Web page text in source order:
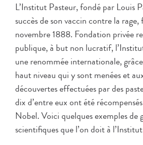
L’Institut Pasteur, fondé par Louis
succès de son vaccin contre la
novembre 1888. Fondation privée
publique, à but non lucratif,
une renommée internationale,
haut niveau qui y sont menées et
découvertes effectuées par des
dix d’entre eux ont été
Nobel. Voici quelques exemples de
scientifiques que l’on doit à